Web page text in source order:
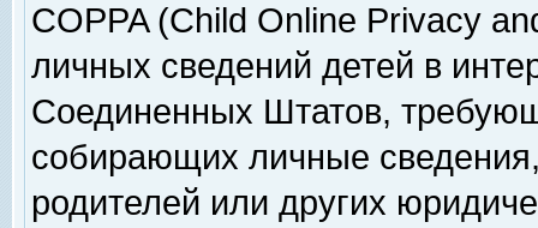
COPPA (Child Online Privacy
личных сведений детей в
Соединенных Штатов,
собирающих личные
родителей или других